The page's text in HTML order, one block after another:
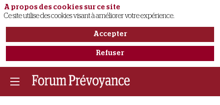
A propos des cookies sur ce site
Ce site utilise des cookies visant à améliorer votre expérience.
Accepter
Refuser